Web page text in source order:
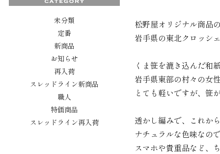
未分類
定番
新商品
お知らせ
再入荷
スレッドライン新商品
職人
特価商品
スレッドライン再入荷
松野屋オリジナル商品
岩手県の東北クロッシ
くま笹を漉き込んだ和
岩手県東部の村々の女
とても軽いですが、笹
透かし編みで、これか
ナチュラルな色味なの
スマホや貴重品など、